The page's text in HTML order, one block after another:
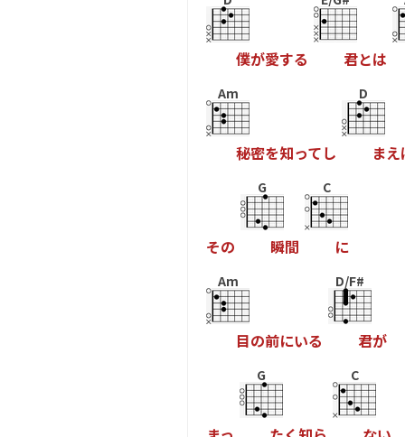
僕が愛する 君とは
Am
秘密を知ってし
D
まえ
その
G
瞬間
C
に
Am
目の前にいる
D/F#
君が
G C